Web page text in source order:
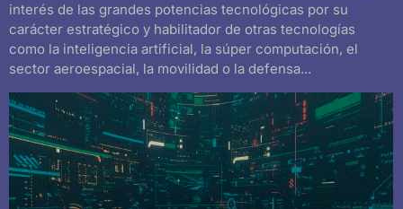
interés de las grandes potencias tecnológicas por su
carácter estratégico y habilitador de otras tecnologías
como la inteligencia artificial, la súper computación, el
sector aeroespacial, la movilidad o la defensa...